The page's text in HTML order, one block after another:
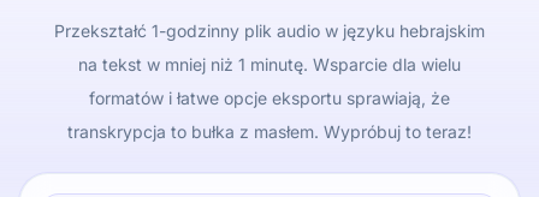
Przekształć 1-godzinny plik audio w języku hebrajskim
na tekst w mniej niż 1 minutę. Wsparcie dla wielu
formatów i łatwe opcje eksportu sprawiają, że
transkrypcja to bułka z masłem. Wypróbuj to teraz!